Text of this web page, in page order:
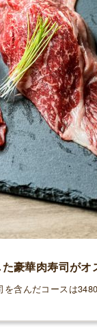
豪華肉寿司がオ
含んだコースは